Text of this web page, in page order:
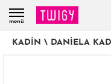
menü
KADIN \ DANIELA